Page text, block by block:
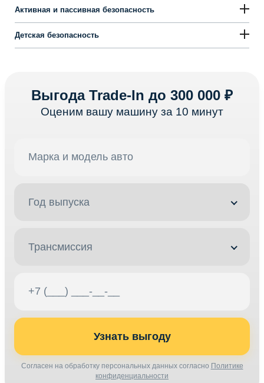
Активная и пассивная безопасность
Детская безопасность
Выгода Trade-In до 300 000 ₽
Оценим вашу машину за 10 минут
Год выпуска
Трансмиссия
Узнать выгоду
Согласен на обработку персональных данных согласно Политике
конфиденциальности